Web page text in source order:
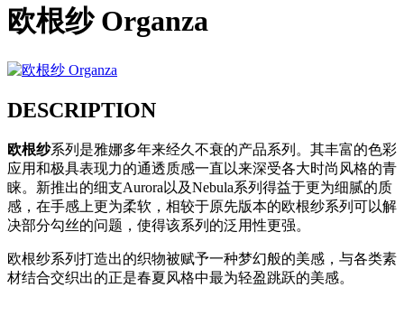
欧根纱 Organza
DESCRIPTION
欧根纱系列是雅娜多年来经久不衰的产品系列。其丰富的色彩
应用和极具表现力的通透质感一直以来深受各大时尚风格的青
睐。新推出的细支Aurora以及Nebula系列得益于更为细腻的质
感，在手感上更为柔软，相较于原先版本的欧根纱系列可以解
决部分勾丝的问题，使得该系列的泛用性更强。
欧根纱系列打造出的织物被赋予一种梦幻般的美感，与各类素
材结合交织出的正是春夏风格中最为轻盈跳跃的美感。